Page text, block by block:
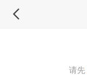
请先